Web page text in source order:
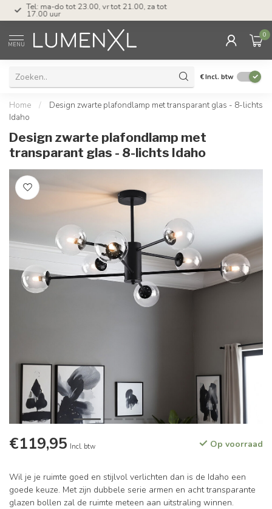
Tel: ma-do tot 23.00, vr tot 21.00, za tot
17.00 uur
MENU
0
€Incl. btw
Home /
Design zwarte plafondlamp met transparant glas - 8-lichts
Idaho
Design zwarte plafondlamp met
transparant glas - 8-lichts Idaho
€119,95 Incl. btw Op voorraad
Wil je je ruimte goed en stijlvol verlichten dan is de Idaho een
goede keuze. Met zijn dubbele serie armen en acht transparante
glazen bollen zal de ruimte meteen aan uitstraling winnen.